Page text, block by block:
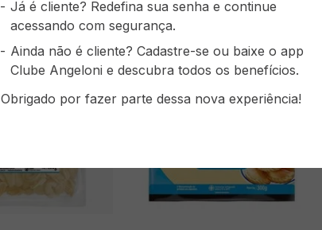
Já é cliente? Redefina sua senha e continue
acessando com segurança.
Ainda não é cliente? Cadastre-se ou baixe o app
Clube Angeloni e descubra todos os benefícios.
Obrigado por fazer parte dessa nova experiência!